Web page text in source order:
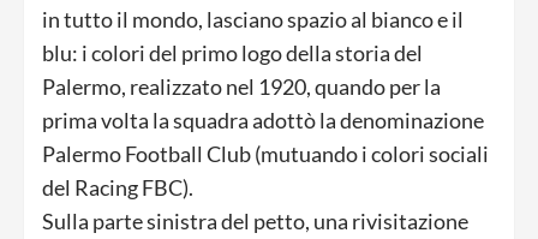
in tutto il mondo, lasciano spazio al bianco e il
blu: i colori del primo logo della storia del
Palermo, realizzato nel 1920, quando per la
prima volta la squadra adottò la denominazione
Palermo Football Club (mutuando i colori sociali
del Racing FBC).
Sulla parte sinistra del petto, una rivisitazione